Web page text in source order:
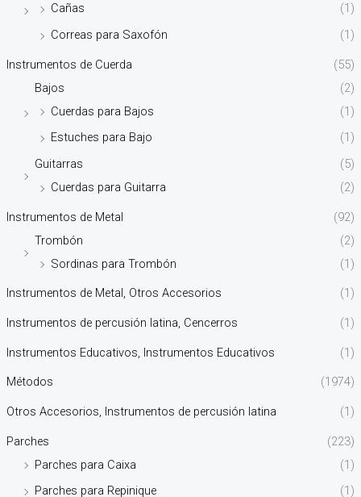
Cañas
(1)
Correas para Saxofón
(1)
Instrumentos de Cuerda
(55)
Bajos
(2)
Cuerdas para Bajos
(1)
Estuches para Bajo
(1)
Guitarras
(5)
Cuerdas para Guitarra
(2)
Instrumentos de Metal
(92)
Trombón
(2)
Sordinas para Trombón
(1)
Instrumentos de Metal, Otros Accesorios (1)
Instrumentos de percusión latina, Cencerros (1)
Instrumentos Educativos, Instrumentos Educativos (1)
Métodos (1974)
Otros Accesorios, Instrumentos de percusión latina (1)
Parches
(223)
Parches para Caixa
(1)
Parches para Repinique
(1)